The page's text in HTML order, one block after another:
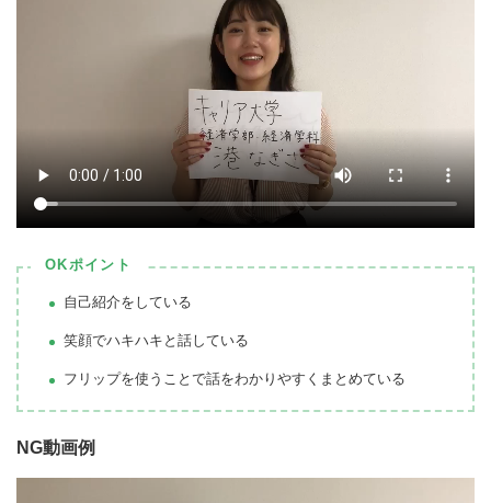
OKポイント
自己紹介をしている
笑顔でハキハキと話している
フリップを使うことで話をわかりやすくまとめている
NG動画例